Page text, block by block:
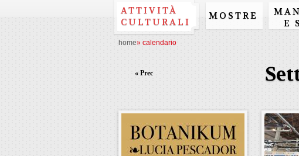
ATTIVITÀ
CULTURALI
MOSTRE
E
home» calendario
« Prec